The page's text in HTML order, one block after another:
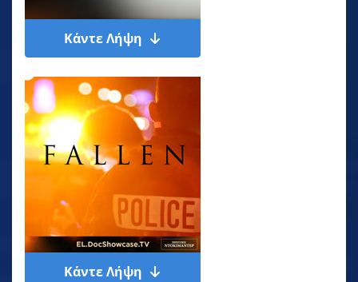
Κάντε Λήψη
Κάντε Λήψη